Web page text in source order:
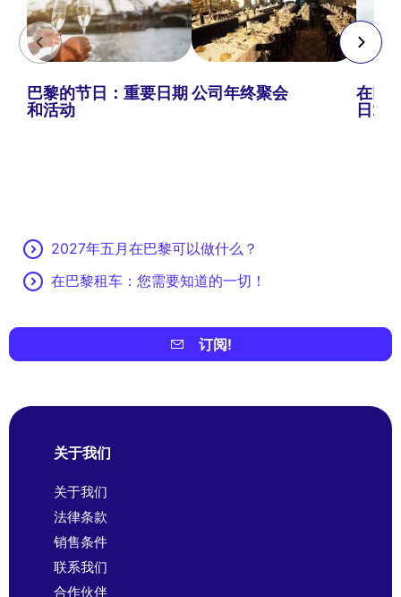
巴黎的节日：重要日期
和活动
公司年终聚会
在巴
日
2027年五月在巴黎可以做什么？
在巴黎租车：您需要知道的一切！
订阅!
关于我们
关于我们
法律条款
销售条件
联系我们
合作伙伴